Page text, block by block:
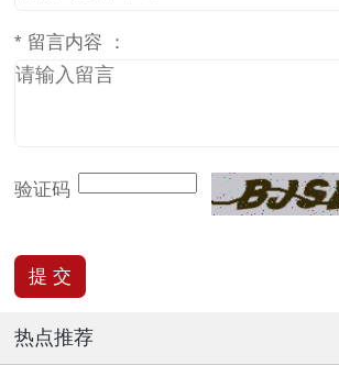
* 留言内容 ：
验证码
热点推荐